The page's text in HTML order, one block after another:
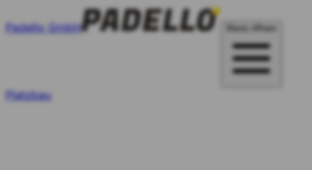
Padello GmbH Menü öffnen
Platzbau